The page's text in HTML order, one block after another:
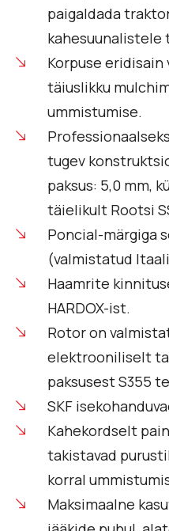
paigaldada
Korpuse eridisain
täiuslikku
ummistumise.
tugev
paksus: 5,0 mm,
täielikult Rootsi
Poncial-märgiga
(valmistatud
Haamrite
HARDOX-ist.
Rotor on
elektrooniliselt
paksusest S355
SKF
Kahekordselt
takistavad
korral
Maksimaalne